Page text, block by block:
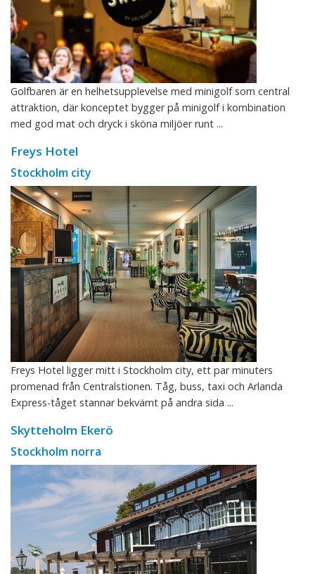
Golfbaren är en helhetsupplevelse med minigolf som central
attraktion, där konceptet bygger på minigolf i kombination
med god mat och dryck i sköna miljöer runt ...
Freys Hotel
Stockholm city
Freys Hotel ligger mitt i Stockholm city, ett par minuters
promenad från Centralstionen. Tåg, buss, taxi och Arlanda
Express-tåget stannar bekvämt på andra sida ...
Skytteholm Ekerö
Stockholm norra